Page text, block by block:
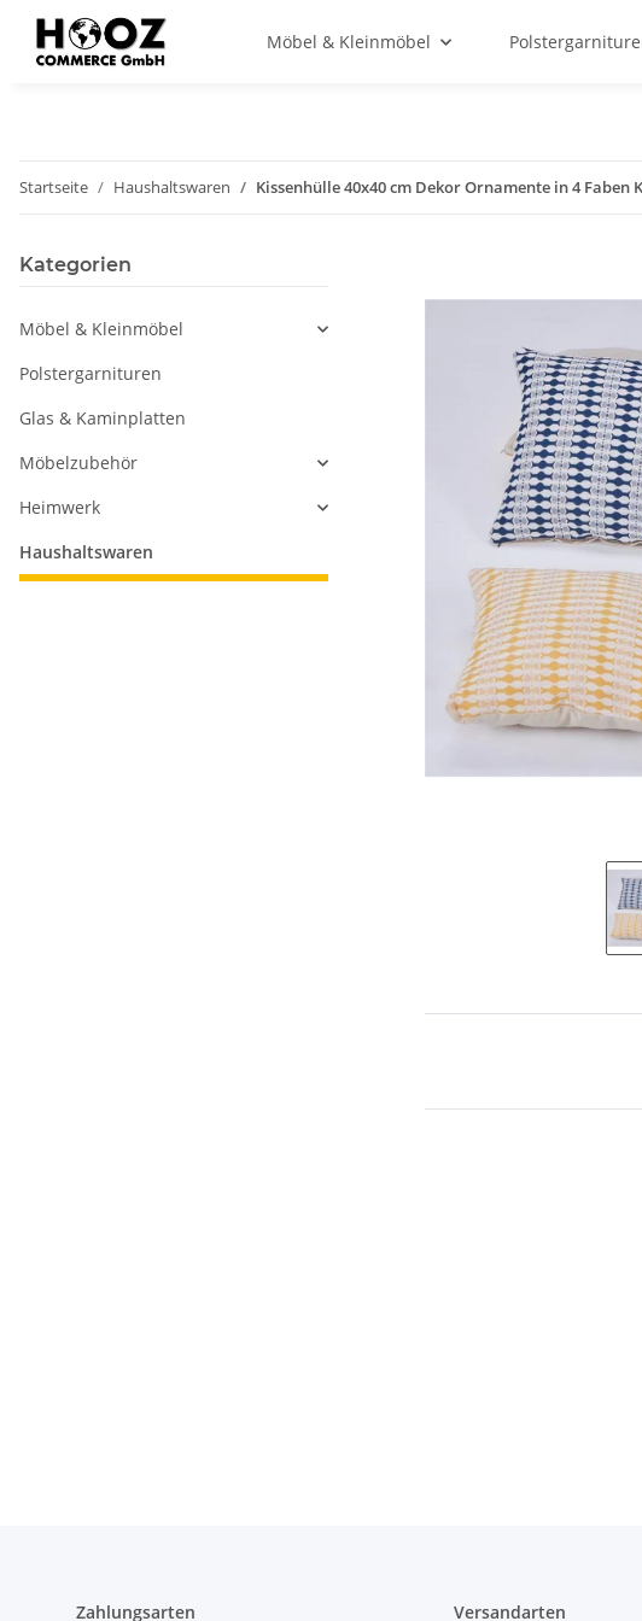
Möbel & Kleinmöbel
Startseite Haushaltswaren Kissenhülle 40x40 cm Dekor Ornamente in 4 Faben
Kategorien
Möbel & Kleinmöbel
Polstergarnituren
Glas & Kaminplatten
Möbelzubehör
Heimwerk
Haushaltswaren
Zahlungsarten Versandarten